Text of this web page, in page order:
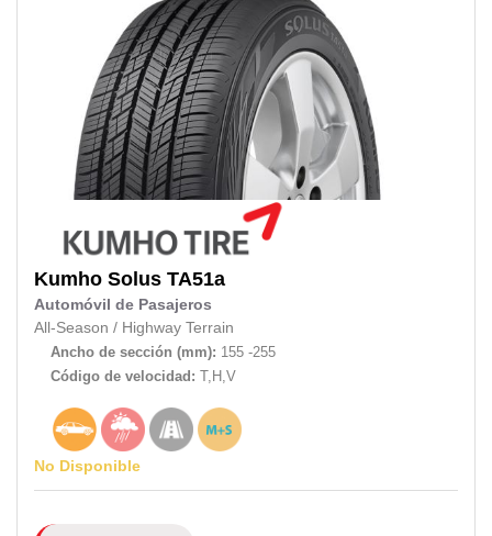
Kumho Solus TA51a
Automóvil de Pasajeros
All-Season / Highway Terrain
Ancho de sección (mm): 155 -255
Código de velocidad: T,H,V
No Disponible